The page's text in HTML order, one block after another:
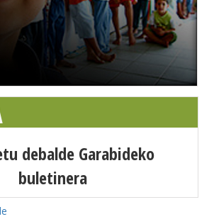
debalde Garabideko
buletinera